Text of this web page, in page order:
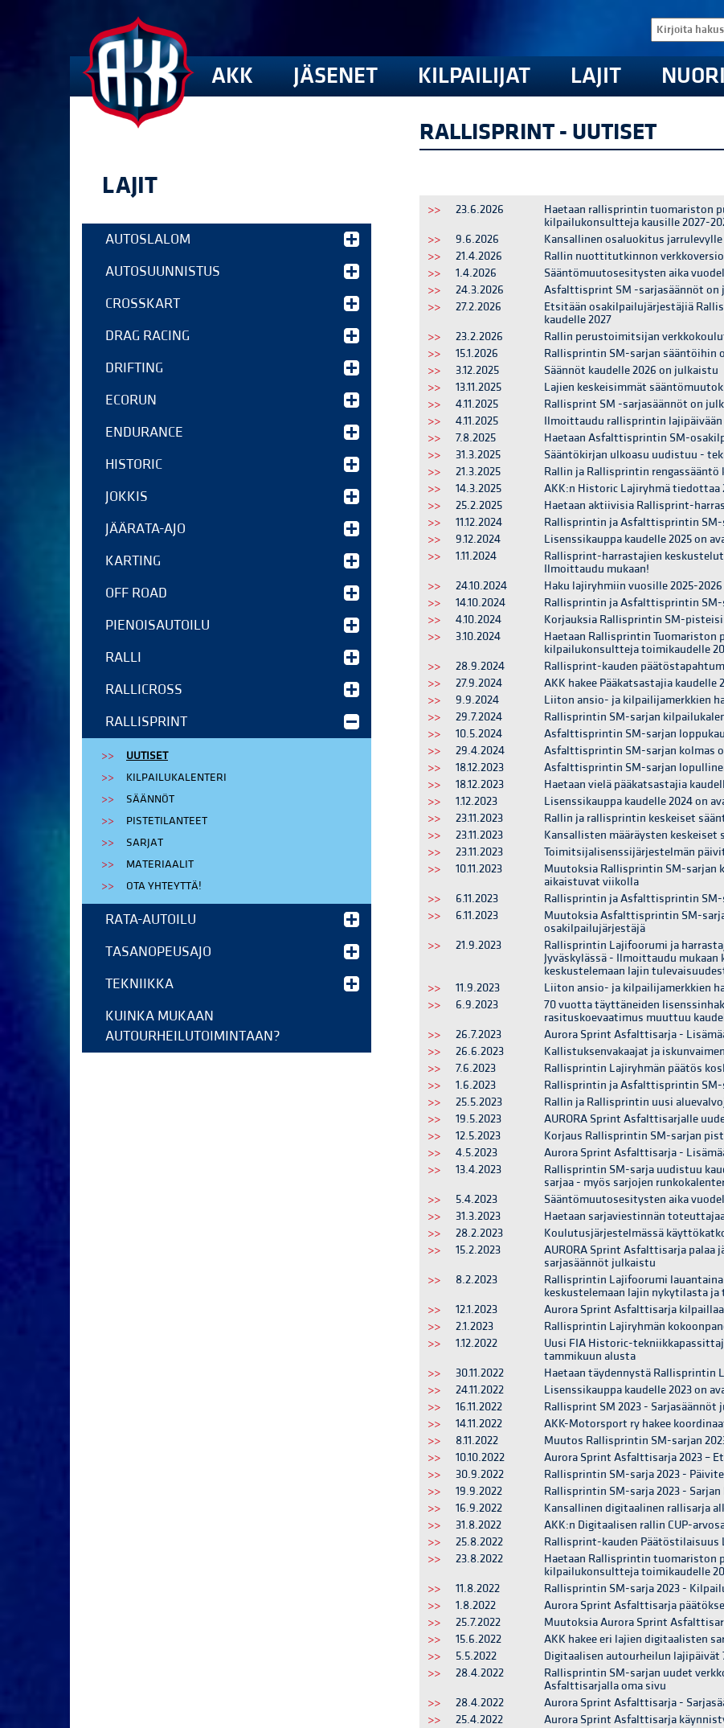
AKK JÄSENET KILPAILIJAT LAJIT
LAJIT
AUTOSLALOM
AUTOSUUNNISTUS
CROSSKART
DRAG RACING
DRIFTING
ECORUN
ENDURANCE
HISTORIC
JOKKIS
JÄÄRATA-AJO
KARTING
OFF ROAD
PIENOISAUTOILU
RALLI
RALLICROSS
RALLISPRINT
UUTISET
KILPAILUKALENTERI
SÄÄNNÖT
PISTETILANTEET
SARJAT
MATERIAALIT
OTA YHTEYTTÄ!
RATA-AUTOILU
TASANOPEUSAJO
TEKNIIKKA
KUINKA MUKAAN
AUTOURHEILUTOIMINTAAN?
RALLISPRINT - UUTISET
>> 23.6.2026
Haetaan rallisprintin tuomariston
kilpailukonsultteja kausille 2027-
>>
9.6.2026
Kansallinen osaluokitus
>>
21.4.2026
Rallin nuottitutkinnon
>>
1.4.2026
Sääntömuutosesitysten aika
>>
24.3.2026
Asfalttisprint SM -sarjasäännöt on
>>
27.2.2026
Etsitään osakilpailujärjestäjiä
kaudelle 2027
>>
23.2.2026
Rallin perustoimitsijan
>>
15.1.2026
Rallisprintin SM-sarjan sääntöihin
>>
3.12.2025
Säännöt kaudelle 2026 on julkaistu
>>
13.11.2025
Lajien keskeisimmät
>>
4.11.2025
Rallisprint SM -sarjasäännöt on
>>
4.11.2025
Ilmoittaudu rallisprintin lajipäivään
>>
7.8.2025
Haetaan Asfalttisprintin SM-
>>
31.3.2025
Sääntökirjan ulkoasu uudistuu -
>>
21.3.2025
Rallin ja Rallisprintin rengassääntö
>>
14.3.2025
AKK:n Historic Lajiryhmä tiedottaa
>>
25.2.2025
Haetaan aktiivisia Rallisprint-
>>
11.12.2024
Rallisprintin ja Asfalttisprintin SM-
>>
9.12.2024
Lisenssikauppa kaudelle 2025 on
>>
1.11.2024
Rallisprint-harrastajien
Ilmoittaudu mukaan!
>>
24.10.2024
Haku lajiryhmiin vuosille 2025-
>>
14.10.2024
Rallisprintin ja Asfalttisprintin SM-
>>
4.10.2024
Korjauksia Rallisprintin SM-
>>
3.10.2024
Haetaan Rallisprintin Tuomariston
kilpailukonsultteja toimikaudelle
>>
28.9.2024
Rallisprint-kauden
>>
27.9.2024
AKK hakee Pääkatsastajia kaudelle
>>
9.9.2024
Liiton ansio- ja kilpailijamerkkien
>>
29.7.2024
Rallisprintin SM-sarjan
>>
10.5.2024
Asfalttisprintin SM-sarjan
>>
29.4.2024
Asfalttisprintin SM-sarjan kolmas
>>
18.12.2023
Asfalttisprintin SM-sarjan
>>
18.12.2023
Haetaan vielä pääkatsastajia
>>
1.12.2023
Lisenssikauppa kaudelle 2024 on
>>
23.11.2023
Rallin ja rallisprintin keskeiset
>>
23.11.2023
Kansallisten määräysten
>>
23.11.2023
Toimitsijalisenssijärjestelmän
>>
10.11.2023
Muutoksia Rallisprintin SM-sarjan
aikaistuvat viikolla
>>
6.11.2023
Rallisprintin ja Asfalttisprintin
>>
6.11.2023
Muutoksia Asfalttisprintin SM-
osakilpailujärjestäjä
>>
21.9.2023
Rallisprintin Lajifoorumi ja
Jyväskylässä - Ilmoittaudu
keskustelemaan lajin
>>
11.9.2023
Liiton ansio- ja kilpailijamerkkien
>>
6.9.2023
70 vuotta täyttäneiden
rasituskoevaatimus muuttuu
>>
26.7.2023
Aurora Sprint Asfalttisarja -
>>
26.6.2023
Kallistuksenvakaajat ja
>>
7.6.2023
Rallisprintin Lajiryhmän päätös
>>
1.6.2023
Rallisprintin ja Asfalttisprintin
>>
25.5.2023
Rallin ja Rallisprintin uusi
>>
19.5.2023
AURORA Sprint Asfalttisarjalle
>>
12.5.2023
Korjaus Rallisprintin SM-sarjan
>>
4.5.2023
Aurora Sprint Asfalttisarja -
>>
13.4.2023
Rallisprintin SM-sarja uudistuu
sarjaa - myös sarjojen
>>
5.4.2023
Sääntömuutosesitysten aika
>>
31.3.2023
Haetaan sarjaviestinnän
>>
28.2.2023
Koulutusjärjestelmässä
>>
15.2.2023
AURORA Sprint Asfalttisarja palaa
sarjasäännöt julkaistu
>>
8.2.2023
Rallisprintin Lajifoorumi lauantaina
keskustelemaan lajin nykytilasta
>>
12.1.2023
Aurora Sprint Asfalttisarja
>>
2.1.2023
Rallisprintin Lajiryhmän
>>
1.12.2022
Uusi FIA Historic-
tammikuun alusta
>>
30.11.2022
Haetaan täydennystä Rallisprintin
>>
24.11.2022
Lisenssikauppa kaudelle 2023 on
>>
16.11.2022
Rallisprint SM 2023 - Sarjasäännöt
>>
14.11.2022
AKK-Motorsport ry hakee
>>
8.11.2022
Muutos Rallisprintin SM-sarjan
>>
10.10.2022
Aurora Sprint Asfalttisarja 2023 –
>>
30.9.2022
Rallisprintin SM-sarja 2023 -
>>
19.9.2022
Rallisprintin SM-sarja 2023 -
>>
16.9.2022
Kansallinen digitaalinen rallisarja
>>
31.8.2022
AKK:n Digitaalisen rallin CUP-
>>
25.8.2022
Rallisprint-kauden Päätöstilaisuus
>>
23.8.2022
Haetaan Rallisprintin tuomariston
kilpailukonsultteja toimikaudelle
>>
11.8.2022
Rallisprintin SM-sarja 2023 -
>>
1.8.2022
Aurora Sprint Asfalttisarja
>>
25.7.2022
Muutoksia Aurora Sprint
>>
15.6.2022
AKK hakee eri lajien digitaalisten
>>
5.5.2022
Digitaalisen autourheilun
>>
28.4.2022
Rallisprintin SM-sarjan uudet
Asfalttisarjalla oma sivu
>>
28.4.2022
Aurora Sprint Asfalttisarja -
>>
25.4.2022
Aurora Sprint Asfalttisarja